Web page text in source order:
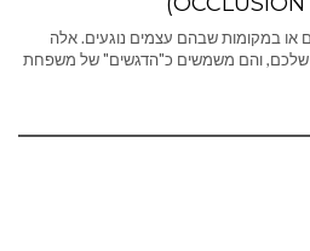
או במקומות שבהם עצמים נוגעים. אלה
שלכם, והם משמשים כ"הדגשים" של משפחת